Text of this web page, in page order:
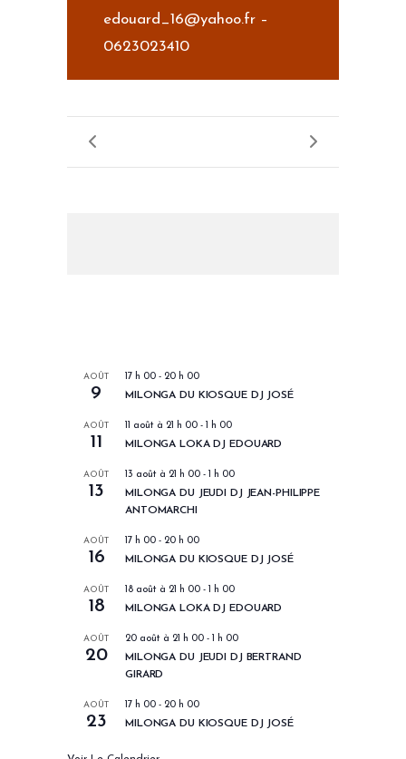
edouard_16@yahoo.fr –
0623023410
AOÛT
9
17 h 00 - 20 h 00
MILONGA DU KIOSQUE DJ JOSÉ
AOÛT
11
11 août à 21 h 00 - 1 h 00
MILONGA LOKA DJ EDOUARD
AOÛT
13
13 août à 21 h 00 - 1 h 00
MILONGA DU JEUDI DJ JEAN-PHILIPPE
ANTOMARCHI
AOÛT
16
17 h 00 - 20 h 00
MILONGA DU KIOSQUE DJ JOSÉ
AOÛT
18
18 août à 21 h 00 - 1 h 00
MILONGA LOKA DJ EDOUARD
AOÛT
20
20 août à 21 h 00 - 1 h 00
MILONGA DU JEUDI DJ BERTRAND
GIRARD
AOÛT
23
17 h 00 - 20 h 00
MILONGA DU KIOSQUE DJ JOSÉ